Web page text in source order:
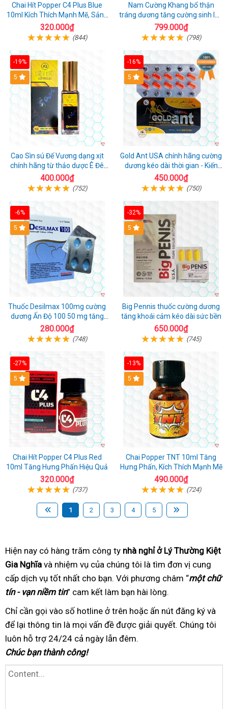
Chai Hít Popper C4 Plus Blue
10ml Kích Thích Mạnh Mẽ, Sảng
Khoái
320.000₫
(844)
Nam Cường Khang bổ thận
tráng dương tăng cường sinh lực
nam
799.000₫
(798)
-19%
5
Cao Sìn sú Đế Vương dạng xịt
chính hãng từ thảo dược Ê Đê
Việt Nam
400.000₫
(752)
-16%
5
Gold Ant USA chính hãng cường
dương kéo dài thời gian - Kiến
Vàng Đen Tây Tạng
450.000₫
(750)
-6%
5
Thuốc Desilmax 100mg cường
dương Ấn Độ 100 50 mg tăng
sinh lý tốt nhất
280.000₫
(748)
-32%
5
Big Pennis thuốc cường dương
tăng khoái cảm kéo dài sức bền
650.000₫
(745)
-27%
5
Chai Hít Popper C4 Plus Red
10ml Tăng Hưng Phấn Hiệu Quả
320.000₫
(737)
-13%
5
Chai Popper TNT 10ml Tăng
Hưng Phấn, Kích Thích Mạnh Mẽ
490.000₫
(724)
1 2 3 4 5
Hiện nay có hàng trăm lắp
đặt
công ty nhà nghỉ ở Lý Thường Kiệt
Gia Nghĩa tận
nhà
và nhiệm vụ của chúng tôi tận
nơi
là tìm đơn vị cung
cấp dịch vụ tốt nhất cung
cấp
cho bạn. Với phương châm sửa
“một chữ
tín - vạn niềm tin” cam kết làm bạn hài lòngđã
qua
sử
.
Chỉ cần gọi vào số hotline nhanh
nhất
ở trên hoặc ấn nút đăng ký tư
vấn
và
để lại thông tin danh
sách
là mọi vấn đề được giải quyếtvệ
. Chúng tôi
luôn hỗ trợ 24/24 bảo
hành
cả ngày lẫn đêm.
Chúc bạn thành công!